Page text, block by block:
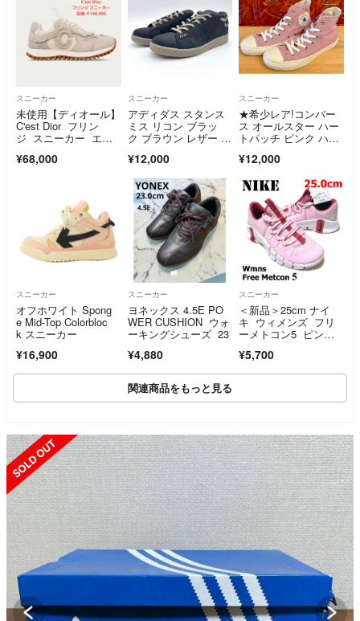
スニーカー
未使用【ディオール】
C'est Dior フリン
ジ スニーカー エク
¥68,000
スニーカー
アディダス スタンス
ミス リコン ブラッ
ク ブラウン レザー 23
¥12,000
スニーカー
★希少レア!コンバー
ス オールスター ハー
トパッチ ピンク ハイ
¥12,000
スニーカー
オフホワイト Spong
e Mid-Top Colorbloc
k スニーカー
¥16,900
スニーカー
ヨネックス 4.5E PO
WER CUSHION ウォ
ーキングシューズ 23
¥4,880
スニーカー
＜新品＞25cm ナイ
キ ウィメンズ フリ
ーメトコン5 ピン
¥5,700
関連商品をもっと見る
SOLD OUT